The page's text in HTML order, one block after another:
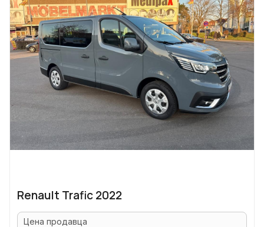
Renault Trafic 2022
Цена продавца